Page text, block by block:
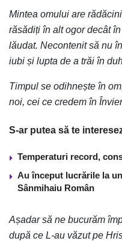
Mintea omului are
răsădiți în alt ogor decât
lăudat. Necontenit să nu
iubi și lupta de a trăi în
Timpul se odihnește în
noi, cei ce credem în
S-ar putea să te
Temperaturi record,
Au început lucrările la
Sânmihaiu Român
Așadar să ne bucurăm
după ce L-au văzut pe